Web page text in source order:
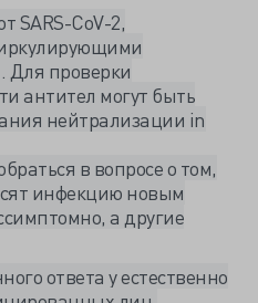
SARS-CoV-2,
Для проверки
антител могут быть
нейтрализации in
в вопросе о том,
инфекцию новым
а другие
ответа у естественно